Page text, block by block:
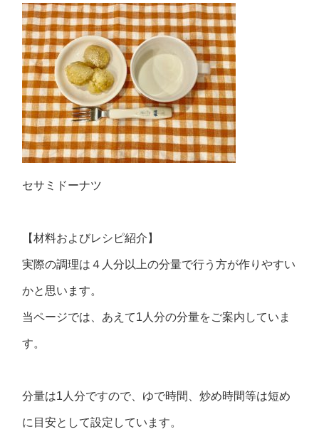
セサミドーナツ
【材料およびレシピ紹介】
実際の調理は４人分以上の分量で行う方が作りやすい
かと思います。
当ページでは、あえて1人分の分量をご案内していま
す。
分量は1人分ですので、ゆで時間、炒め時間等は短め
に目安として設定しています。